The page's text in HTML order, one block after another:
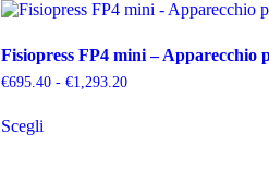
Fisiopress FP4 mini – Apparecchio
€695.40 - €1,293.20Fascia
Scegliprodotto